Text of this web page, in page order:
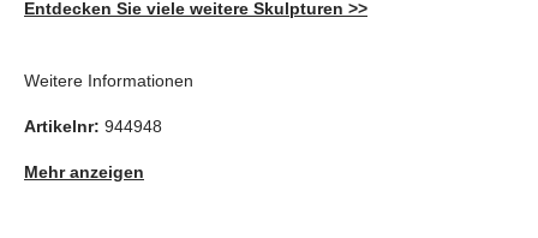
Entdecken Sie viele weitere Skulpturen >>
Weitere Informationen
Artikelnr: 944948
Mehr anzeigen